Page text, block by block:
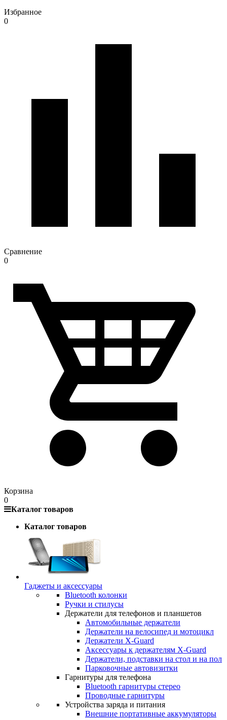
Избранное
0
Сравнение
0
Корзина
0
Каталог товаров
Каталог товаров
Гаджеты и аксессуары
Bluetooth колонки
Ручки и стилусы
Держатели для телефонов и планшетов
Автомобильные держатели
Держатели на велосипед и мотоцикл
Держатели X-Guard
Аксессуары к держателям X-Guard
Держатели, подставки на стол и на пол
Парковочные автовизитки
Гарнитуры для телефона
Bluetooth гарнитуры стерео
Проводные гарнитуры
Устройства заряда и питания
Внешние портативные аккумуляторы